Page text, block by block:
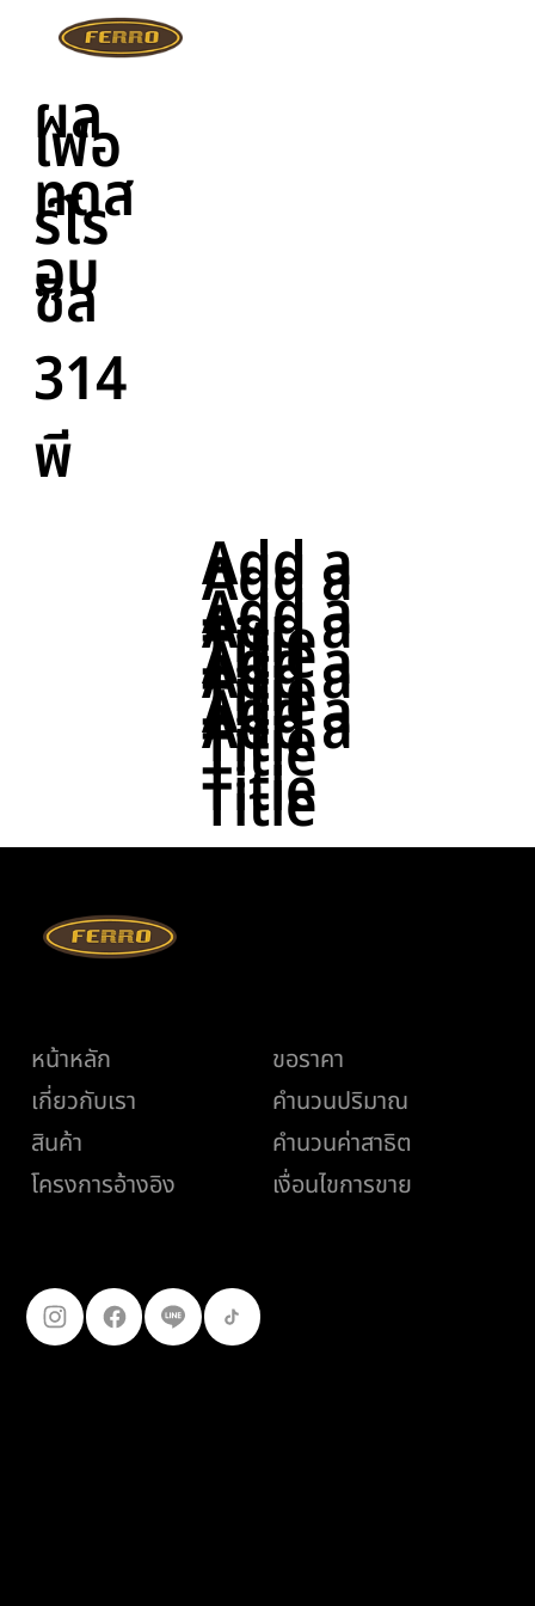
ผล
ทดส
อบ
เฟอ
ร์โร
ซีล
314
พี
Add a
Title
Add a
Title
Add a
Title
Add a
Title
Add a
Title
Add a
Title
Add a
Title
Add a
Title
หน้าหลัก
เกี่ยวกับเรา
สินค้า
โครงการอ้างอิง
ขอราคา
คำนวนปริมาณ
คำนวนค่าสาธิต
เงื่อนไขการขาย